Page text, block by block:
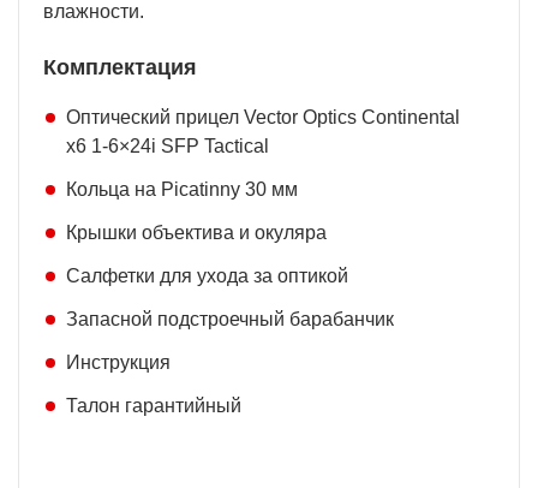
влажности.
Комплектация
Оптический прицел Vector Optics Continental
x6 1-6×24i SFP Tactical
Кольца на Picatinny 30 мм
Крышки объектива и окуляра
Салфетки для ухода за оптикой
Запасной подстроечный барабанчик
Инструкция
Талон гарантийный